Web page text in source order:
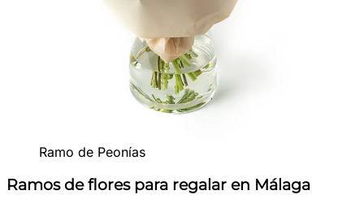
Ramo de Peonías
Ramos de flores para regalar en Málaga